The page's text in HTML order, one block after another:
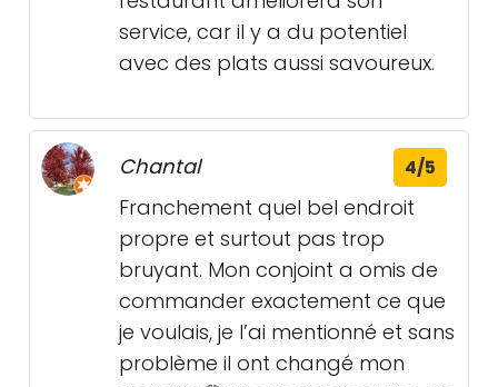
service, car il y a du potentiel
avec des plats aussi savoureux.
Chantal 4/5
Franchement quel bel endroit
propre et surtout pas trop
bruyant. Mon conjoint a omis de
commander exactement ce que
je voulais, je l’ai mentionné et sans
problème il ont changé mon